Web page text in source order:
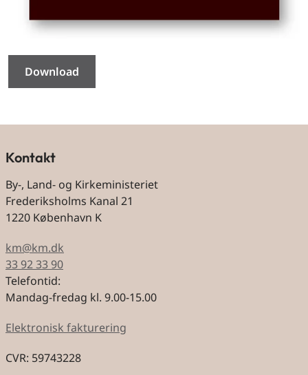
Download
Kontakt
By-, Land- og Kirkeministeriet
Frederiksholms Kanal 21
1220 København K
km@km.dk
33 92 33 90
Telefontid:
Mandag-fredag kl. 9.00-15.00
Elektronisk fakturering
CVR: 59743228